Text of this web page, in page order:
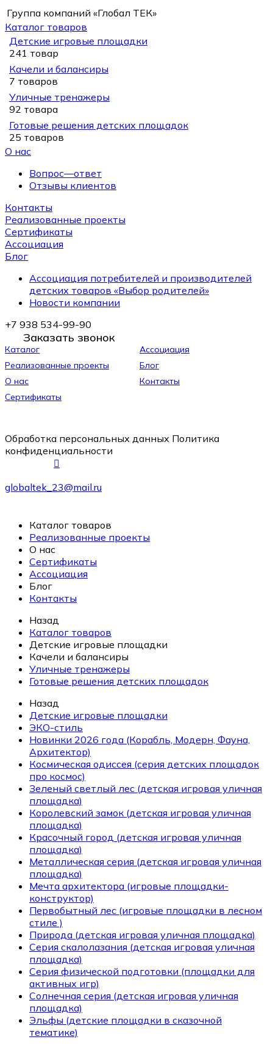
Группа компаний «Глобал ТЕК»
Каталог товаров
Детские игровые площадки
241 товар
Качели и балансиры
7 товаров
Уличные тренажеры
92 товара
Готовые решения детских площадок
25 товаров
О нас
Вопрос—ответ
Отзывы клиентов
Контакты
Реализованные проекты
Сертификаты
Ассоциация
Блог
Ассоциация потребителей и производителей
детских товаров «Выбор родителей»
Новости компании
+7 938 534-99-90
Заказать звонок
Каталог
Ассоциация
Реализованные проекты
Блог
О нас
Контакты
Сертификаты
Обработка персональных данных Политика
конфиденциальности
globaltek_23@mail.ru
Каталог товаров
Реализованные проекты
О нас
Сертификаты
Ассоциация
Блог
Контакты
Назад
Каталог товаров
Детские игровые площадки
Качели и балансиры
Уличные тренажеры
Готовые решения детских площадок
Назад
Детские игровые площадки
ЭКО-стиль
Новинки 2026 года (Корабль, Модерн, Фауна,
Архитектор)
Космическая одиссея (серия детских площадок
про космос)
Зеленый светлый лес (детская игровая уличная
площадка)
Королевский замок (детская игровая уличная
площадка)
Красочный город (детская игровая уличная
площадка)
Металлическая серия (детская игровая уличная
площадка)
Мечта архитектора (игровые площадки-
конструктор)
Первобытный лес (игровые площадки в лесном
стиле )
Природа (детская игровая уличная площадка)
Серия скалолазания (детская игровая уличная
площадка)
Серия физической подготовки (площадки для
активных игр)
Солнечная серия (детская игровая уличная
площадка)
Эльфы (детские площадки в сказочной
тематике)